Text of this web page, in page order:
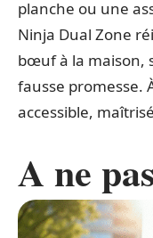
planche ou une
Ninja Dual Zone
bœuf à la maison,
fausse promesse.
accessible,
A ne